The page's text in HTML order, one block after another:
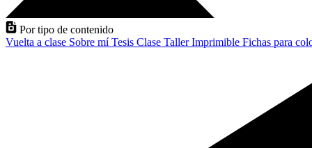
Por tipo de contenido
Vuelta a clase Sobre míTesis Clase TallerImprimible Fichas para